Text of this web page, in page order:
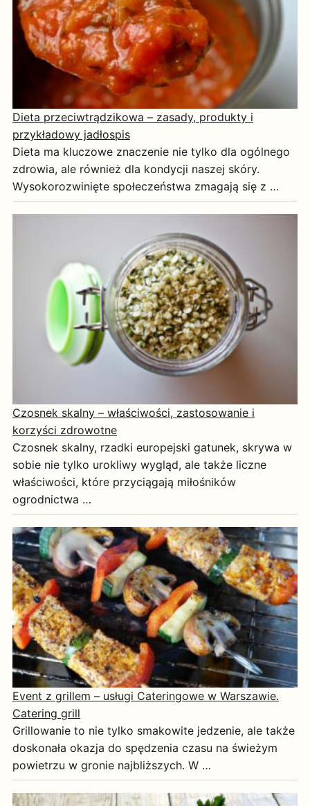
Dieta przeciwtrądzikowa – zasady, produkty i
przykładowy jadłospis
Dieta ma kluczowe znaczenie nie tylko dla ogólnego
zdrowia, ale również dla kondycji naszej skóry.
Wysokorozwinięte społeczeństwa zmagają się z …
Czosnek skalny – właściwości, zastosowanie i
korzyści zdrowotne
Czosnek skalny, rzadki europejski gatunek, skrywa w
sobie nie tylko urokliwy wygląd, ale także liczne
właściwości, które przyciągają miłośników
ogrodnictwa …
Event z grillem – usługi Cateringowe w Warszawie.
Catering grill
Grillowanie to nie tylko smakowite jedzenie, ale także
doskonała okazja do spędzenia czasu na świeżym
powietrzu w gronie najbliższych. W …